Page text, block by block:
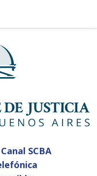
Canal SCBA